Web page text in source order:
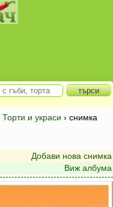
Торти и украси › снимка
Добави нова снимка
Виж албума